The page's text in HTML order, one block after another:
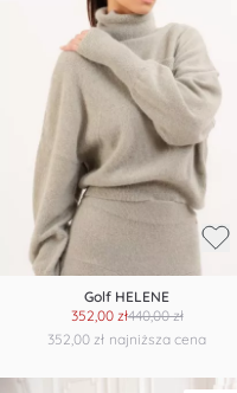
Golf HELENE
352,00 zł440,00 zł
najniższa cena
352,00 zł